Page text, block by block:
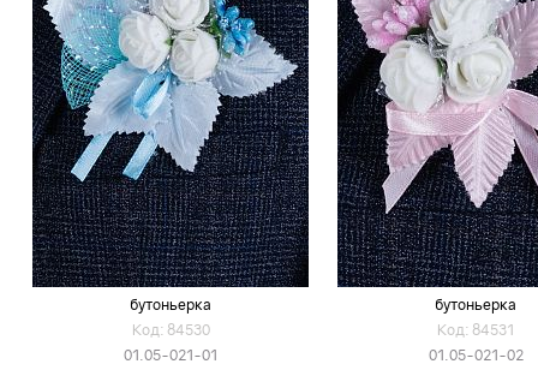
бутоньерка
Код: 84530
01.05-021-01
бутоньерка
Код: 84531
01.05-021-02